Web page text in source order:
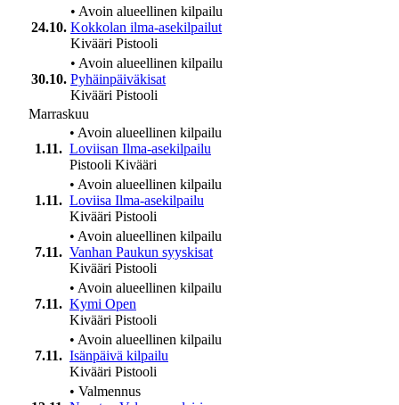
24.10.
• Avoin alueellinen kilpailu
Kokkolan ilma-asekilpailut
Kivääri Pistooli
30.10.
• Avoin alueellinen kilpailu
Pyhäinpäiväkisat
Kivääri Pistooli
Marraskuu
1.11.
• Avoin alueellinen kilpailu
Loviisan Ilma-asekilpailu
Pistooli Kivääri
1.11.
• Avoin alueellinen kilpailu
Loviisa Ilma-asekilpailu
Kivääri Pistooli
7.11.
• Avoin alueellinen kilpailu
Vanhan Paukun syyskisat
Kivääri Pistooli
7.11.
• Avoin alueellinen kilpailu
Kymi Open
Kivääri Pistooli
7.11.
• Avoin alueellinen kilpailu
Isänpäivä kilpailu
Kivääri Pistooli
• Valmennus